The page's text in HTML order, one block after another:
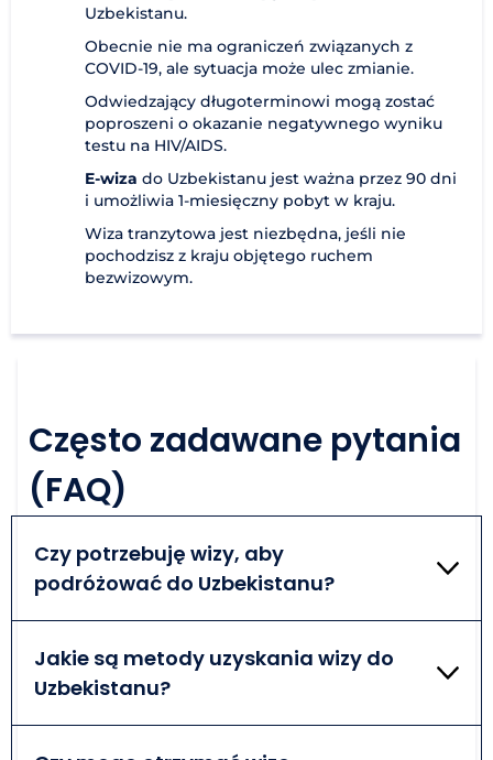
Uzbekistanu.
Obecnie nie ma ograniczeń związanych z
COVID-19, ale sytuacja może ulec zmianie.
Odwiedzający długoterminowi mogą zostać
poproszeni o okazanie negatywnego wyniku
testu na HIV/AIDS.
E-wiza do Uzbekistanu jest ważna przez 90 dni
i umożliwia 1-miesięczny pobyt w kraju.
Wiza tranzytowa jest niezbędna, jeśli nie
pochodzisz z kraju objętego ruchem
bezwizowym.
Często zadawane pytania
(FAQ)
Czy potrzebuję wizy, aby
podróżować do Uzbekistanu?
Wiza turystyczna do Uzbekistanu jest wymagana w
objętych ruchem bezwizowym lub chcą pozostać w
Uzbekistanie dłużej. Sprawdź wszystkie wymagania
Jakie są metody uzyskania wizy do
Uzbekistanu?
Istnieją trzy metody uzyskania wizy do Uzbekistanu.
Podróżni mogą to zrobić elektronicznie, w